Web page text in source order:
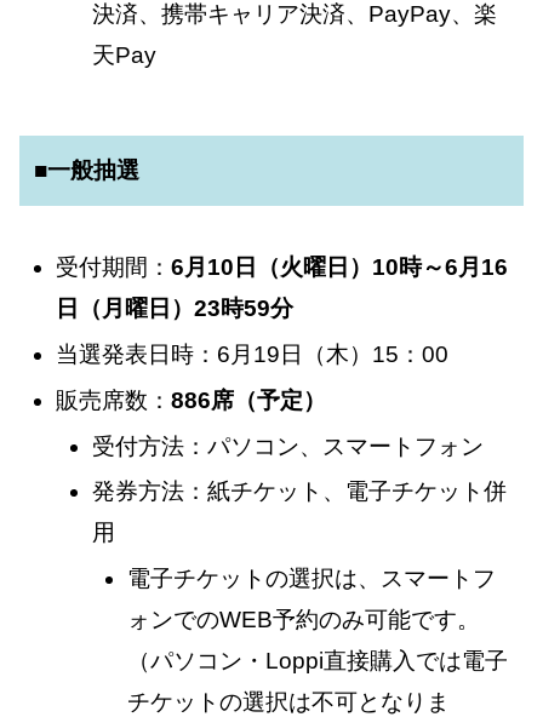
決済、携帯キャリア決済、PayPay、楽
天Pay
■一般抽選
受付期間： 6月10日（火曜日）10時～6月16
日（月曜日）23時59分
当選発表日時：6月19日（木）15：00
販売席数： 886席（予定）
受付方法：パソコン、スマートフォン
発券方法：紙チケット、電子チケット併
用
電子チケットの選択は、スマートフ
ォンでのWEB予約のみ可能です。
（パソコン・Loppi直接購入では電子
チケットの選択は不可となりま